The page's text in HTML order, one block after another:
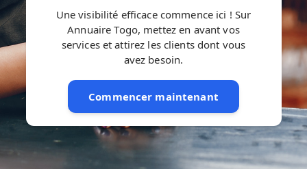
Une visibilité efficace commence ici ! Sur
Annuaire Togo, mettez en avant vos
services et attirez les clients dont vous
avez besoin.
Commencer maintenant